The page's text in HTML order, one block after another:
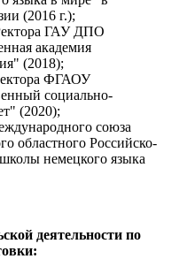
(2016 г.);
ГАУ ДПО
академия
(2018);
ФГАОУ
социально-
(2020);
союза
областного Российско-
немецкого языка
деятельности по